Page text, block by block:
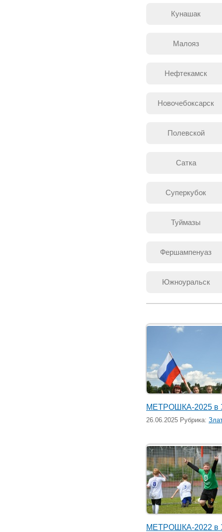
Кунашак
Малояз
Нефтекамск
Новочебоксарск
Полевской
Сатка
Суперкубок
Туймазы
Фершампенуаз
Южноуральск
МЕТРОШКА-2025 в
26.06.2025 Рубрика:
МЕТРОШКА-2022 в